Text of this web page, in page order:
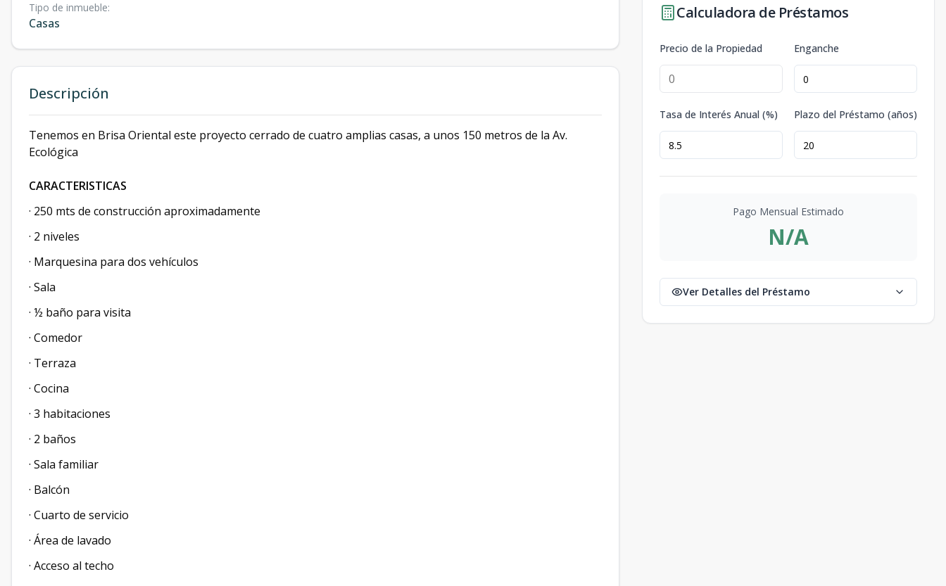
Tipo de inmueble:
Casas
Descripción
Tenemos en Brisa Oriental este proyecto cerrado de cuatro amplias casas, a unos 150 metros de la Av.
Ecológica
CARACTERISTICAS
· 250 mts de construcción aproximadamente
· 2 niveles
· Marquesina para dos vehículos
· Sala
· ½ baño para visita
· Comedor
· Terraza
· Cocina
· 3 habitaciones
· 2 baños
· Sala familiar
· Balcón
· Cuarto de servicio
· Área de lavado
· Acceso al techo
Calculadora de Préstamos
Precio de la Propiedad Enganche
Tasa de Interés Anual (%) Plazo del Préstamo (años)
Pago Mensual Estimado
N/A
Ver Detalles del Préstamo